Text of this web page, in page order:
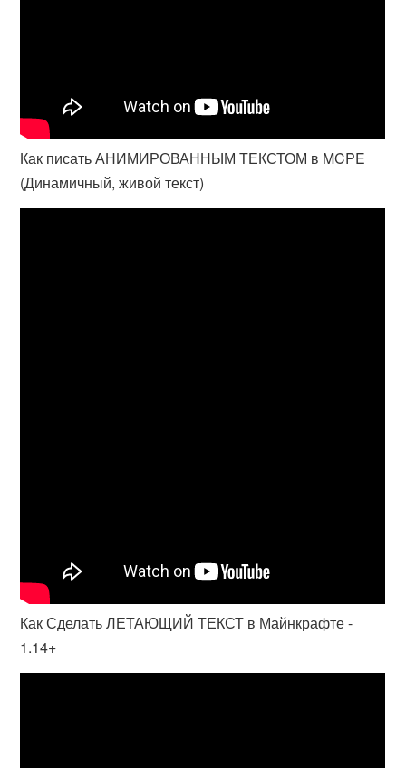
Как писать АНИМИРОВАННЫМ ТЕКСТОМ в MCPE
(Динамичный, живой текст)
Как Сделать ЛЕТАЮЩИЙ ТЕКСТ в Майнкрафте -
1.14+